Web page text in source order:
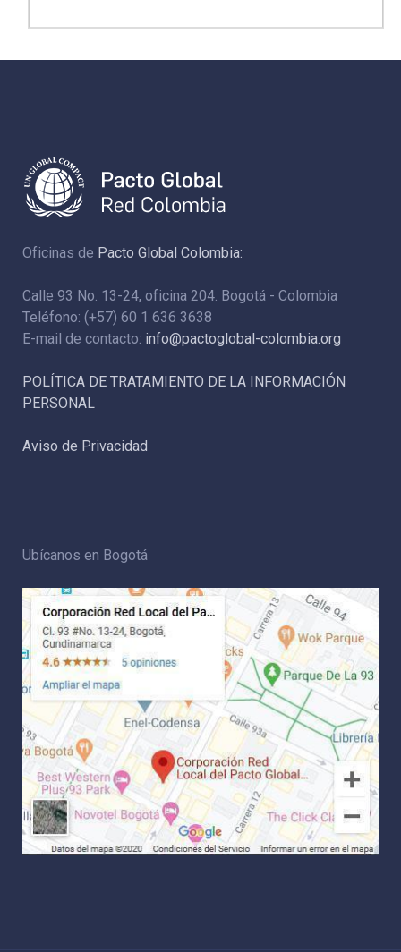
Oficinas de Pacto Global Colombia:
Calle 93 No. 13-24, oficina 204. Bogotá - Colombia
Teléfono: (+57) 60 1 636 3638
E-mail de contacto: info@pactoglobal-colombia.org
POLÍTICA DE TRATAMIENTO DE LA INFORMACIÓN
PERSONAL
Aviso de Privacidad
Ubícanos en Bogotá